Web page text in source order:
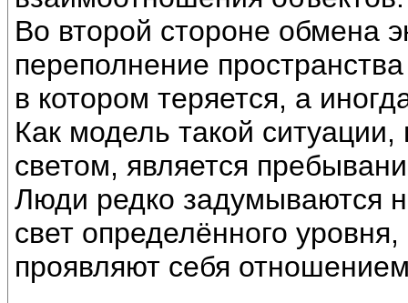
Во второй стороне обмена
переполнение
в котором теряется, а
Как модель такой
светом, является
Люди редко задумываются
свет определённого
проявляют себя отношением